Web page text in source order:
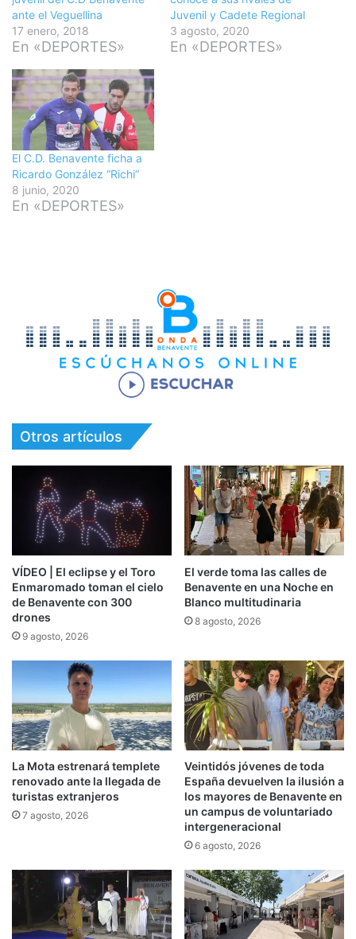
ante el Veguellina
17 enero, 2018
En «DEPORTES»
Juvenil y Cadete Regional
3 agosto, 2020
En «DEPORTES»
El C.D. Benavente ficha a
Ricardo González “Richi”
8 junio, 2020
En «DEPORTES»
Otros artículos
VÍDEO | El eclipse y el Toro
Enmaromado toman el cielo
de Benavente con 300
drones
9 agosto, 2026
El verde toma las calles de
Benavente en una Noche en
Blanco multitudinaria
8 agosto, 2026
La Mota estrenará templete
renovado ante la llegada de
turistas extranjeros
7 agosto, 2026
Veintidós jóvenes de toda
España devuelven la ilusión a
los mayores de Benavente en
un campus de voluntariado
intergeneracional
6 agosto, 2026